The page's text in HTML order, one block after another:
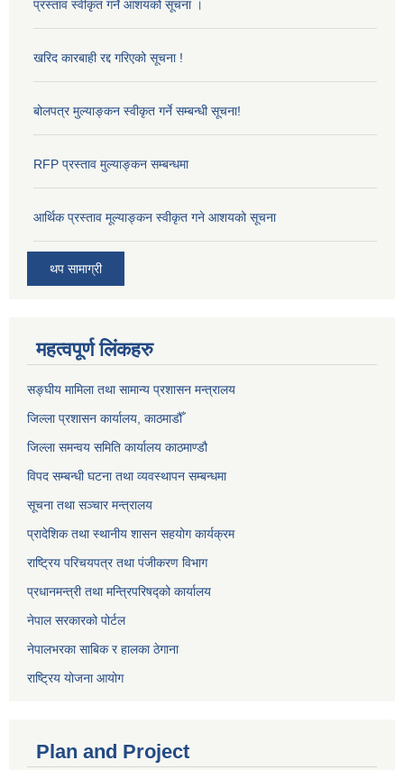
प्रस्ताव स्वीकृत गर्ने आशयको सूचना ।
खरिद कारबाही रद्द गरिएको सूचना !
बोलपत्र मुल्याङ्कन स्वीकृत गर्ने सम्बन्धी सूचना!
RFP प्रस्ताव मुल्याङ्कन सम्बन्धमा
आर्थिक प्रस्ताव मूल्याङ्कन स्वीकृत गने आशयको सूचना
थप सामाग्री
महत्वपूर्ण लिंकहरु
सङ्‍घीय मामिला तथा सामान्य प्रशासन मन्त्रालय
जिल्ला प्रशासन कार्यालय, काठमाडौँ
जिल्ला समन्वय समिति कार्यालय काठमाण्ड‌ौ
विपद सम्बन्धी घटना तथा व्यवस्थापन सम्बन्धमा
सूचना तथा सञ्चार मन्त्रालय
प्रादेशिक तथा स्थानीय शासन सहयोग कार्यक्रम
राष्ट्रिय परिचयपत्र तथा पंजीकरण विभाग
प्रधानमन्त्री तथा मन्त्रिपरिषद्को कार्यालय
नेपाल सरकारको पोर्टल
नेपालभरका साबिक र हालका ठेगाना
राष्ट्रिय योजना आयोग
Plan and Project